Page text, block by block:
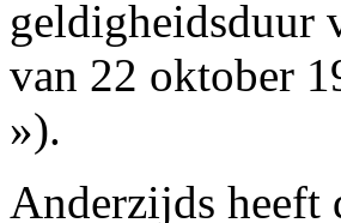
geldigheidsduur
van 22 oktober
»).
Anderzijds heeft